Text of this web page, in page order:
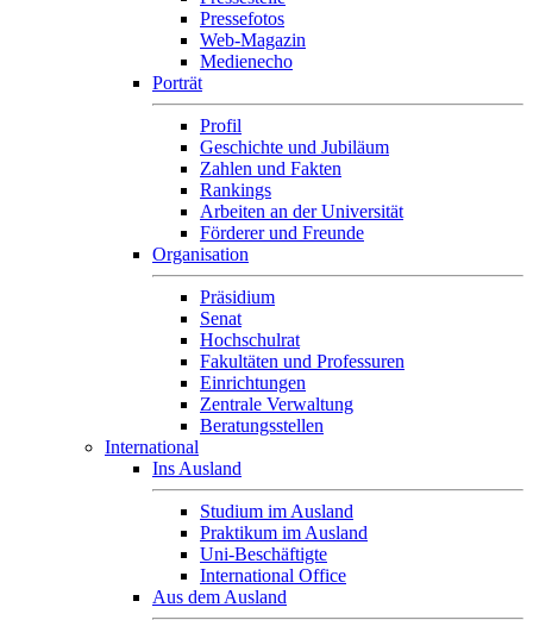
Pressefotos
Web-Magazin
Medienecho
Porträt
Profil
Geschichte und Jubiläum
Zahlen und Fakten
Rankings
Arbeiten an der Universität
Förderer und Freunde
Organisation
Präsidium
Senat
Hochschulrat
Fakultäten und Professuren
Einrichtungen
Zentrale Verwaltung
Beratungsstellen
International
Ins Ausland
Studium im Ausland
Praktikum im Ausland
Uni-Beschäftigte
International Office
Aus dem Ausland